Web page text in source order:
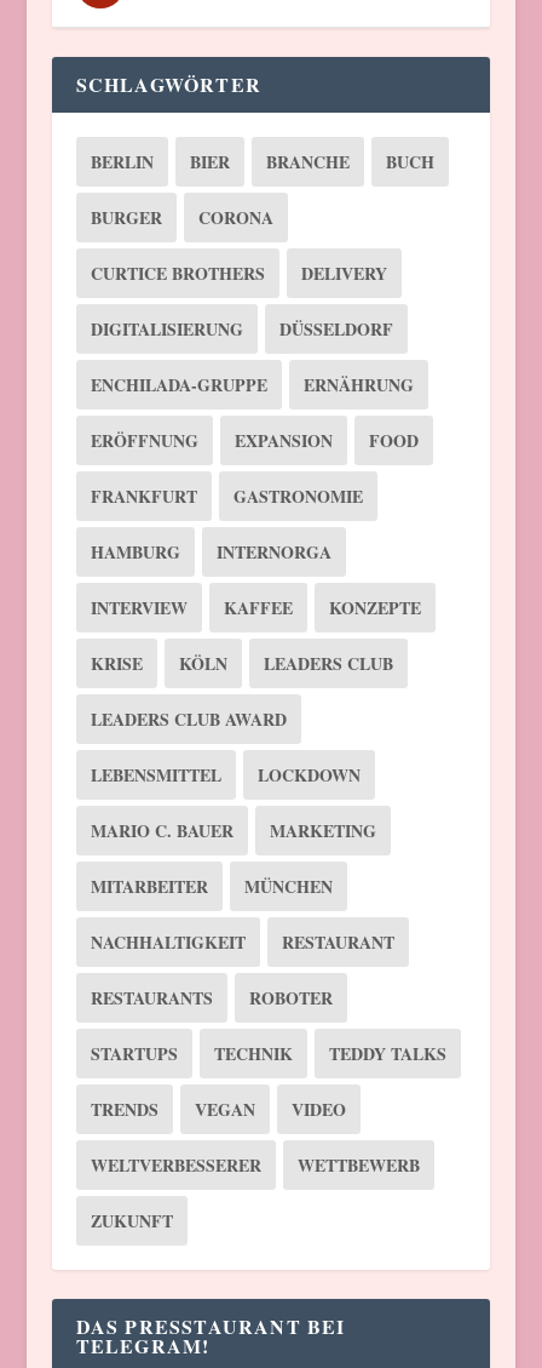
SCHLAGWÖRTER
BERLIN BIER BRANCHE BUCH
BURGER CORONA
CURTICE BROTHERS DELIVERY
DIGITALISIERUNG DÜSSELDORF
ENCHILADA-GRUPPE ERNÄHRUNG
ERÖFFNUNG EXPANSION FOOD
FRANKFURT GASTRONOMIE
HAMBURG INTERNORGA
INTERVIEW KAFFEE KONZEPTE
KRISE KÖLN LEADERS CLUB
LEADERS CLUB AWARD
LEBENSMITTEL LOCKDOWN
MARIO C. BAUER MARKETING
MITARBEITER MÜNCHEN
NACHHALTIGKEIT RESTAURANT
RESTAURANTS ROBOTER
STARTUPS TECHNIK TEDDY TALKS
TRENDS VEGAN VIDEO
WELTVERBESSERER WETTBEWERB
ZUKUNFT
DAS PRESSTAURANT BEI
TELEGRAM!